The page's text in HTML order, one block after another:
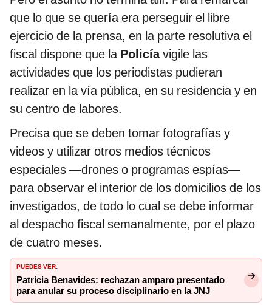
que lo que se quería era perseguir el libre
ejercicio de la prensa, en la parte resolutiva el
fiscal dispone que la Policíavigile las
actividades que los periodistas pudieran
realizar en la vía pública, en su residencia y en
su centro de labores.
Precisa que se deben tomar fotografías y
videos y utilizar otros medios técnicos
especiales —drones o programas espías—
para observar el interior de los domicilios de los
investigados, de todo lo cual se debe informar
al despacho fiscal semanalmente, por el plazo
de cuatro meses.
PUEDES VER:
Patricia Benavides: rechazan amparo presentado
para anular su proceso disciplinario en la JNJ